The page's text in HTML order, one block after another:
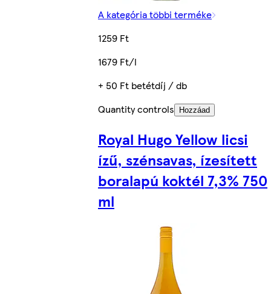
A kategória többi terméke
1259 Ft
1679 Ft/l
+ 50 Ft betétdíj / db
Quantity controls
Hozzáad
Royal Hugo Yellow licsi
ízű, szénsavas, ízesített
boralapú koktél 7,3% 750
ml